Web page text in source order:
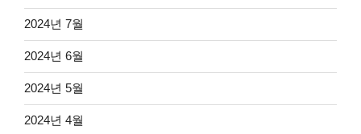
2024년 7월
2024년 6월
2024년 5월
2024년 4월